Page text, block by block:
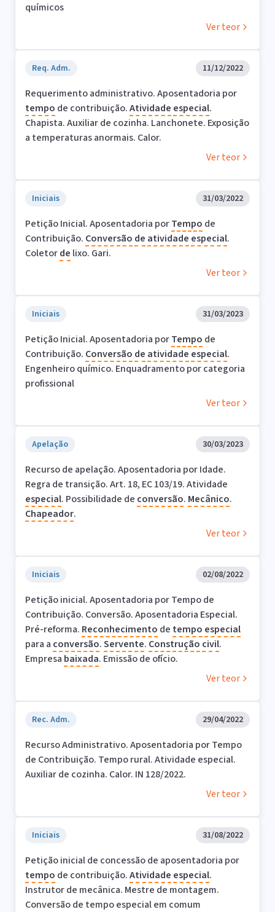
químicos
Ver teor
Req. Adm. 11/12/2022
Requerimento administrativo. Aposentadoria por
tempo de contribuição.Atividade especial.
Chapista. Auxiliar de cozinha. Lanchonete. Exposição
a temperaturas anormais. Calor.
Ver teor
Iniciais 31/03/2022
Petição Inicial. Aposentadoria porTempo de
Contribuição. Conversão de atividade especial.
Coletorde lixo. Gari.
Ver teor
Iniciais 31/03/2023
Petição Inicial. Aposentadoria porTempo de
Contribuição. Conversão de atividade especial.
Engenheiro químico. Enquadramento por categoria
profissional
Ver teor
Apelação 30/03/2023
Recurso de apelação. Aposentadoria por Idade.
Regra de transição. Art. 18, EC 103/19. Atividade
especial. Possibilidade de conversão. Mecânico.
Chapeador.
Ver teor
Iniciais 02/08/2022
Petição inicial. Aposentadoria por Tempo de
Contribuição. Conversão. Aposentadoria Especial.
Pré-reforma. Reconhecimento de tempo especial
para a conversão.Servente. Construção civil.
Empresa baixada. Emissão de ofício.
Ver teor
Rec. Adm. 29/04/2022
Recurso Administrativo. Aposentadoria por Tempo
de Contribuição. Tempo rural. Atividade especial.
Auxiliar de cozinha. Calor. IN 128/2022.
Ver teor
Iniciais 31/08/2022
Petição inicial de concessão de aposentadoria por
tempo de contribuição.Atividade especial.
Instrutor de mecânica. Mestre de montagem.
Conversão de tempo especial em comum